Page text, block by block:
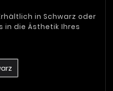
in Schwarz oder
in die Ästhetik Ihres